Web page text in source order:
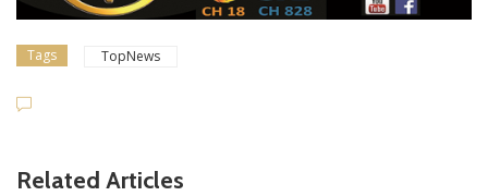
Tags TopNews
Related Articles